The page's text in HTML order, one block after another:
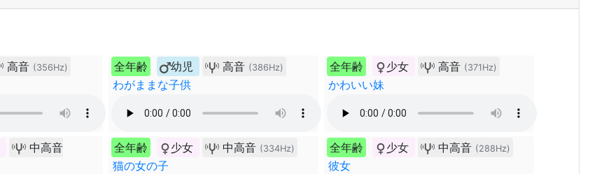
高音 (356Hz) 全年齢 幼児 高音 (386Hz)
わがままな子供
全年齢 少女 高音 (371Hz)
かわいい妹
中高音 全年齢 少女 中高音 (334Hz)
猫の女の子
全年齢 少女 中高音 (288Hz)
彼女